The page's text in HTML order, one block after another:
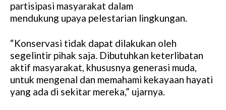
partisipasi masyarakat dalam
mendukung upaya pelestarian lingkungan.
“Konservasi tidak dapat dilakukan oleh
segelintir pihak saja. Dibutuhkan keterlibatan
aktif masyarakat, khususnya generasi muda,
untuk mengenal dan memahami kekayaan hayati
yang ada di sekitar mereka,” ujarnya.